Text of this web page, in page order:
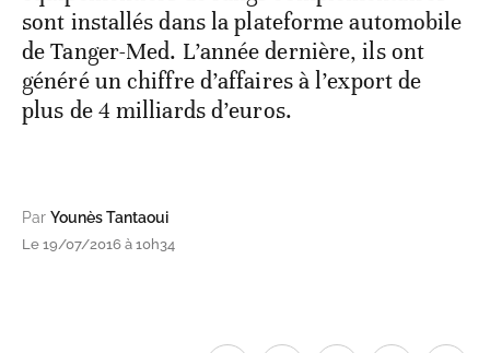
sont installés dans la plateforme automobile
de Tanger-Med. L’année dernière, ils ont
généré un chiffre d’affaires à l’export de
plus de 4 milliards d’euros.
Par Younès Tantaoui
Le 19/07/2016 à 10h34